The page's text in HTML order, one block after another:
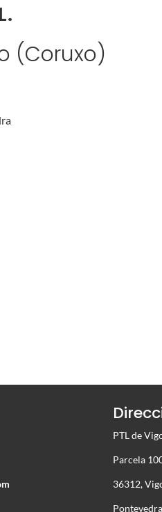
(Coruxo)
PTL de
Parcela
36312,